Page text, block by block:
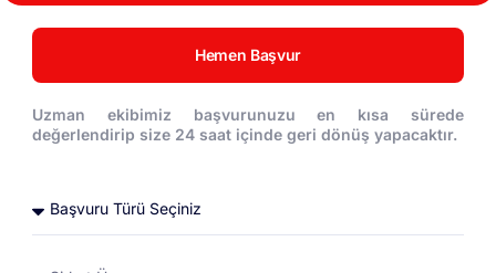
UTTS Kullanarak Akaryakıt Maliyetinizi %20
Düşürün!
Hemen Başvur
Uzman ekibimiz başvurunuzu en kısa sürede
değerlendirip size 24 saat içinde geri dönüş yapacaktır.